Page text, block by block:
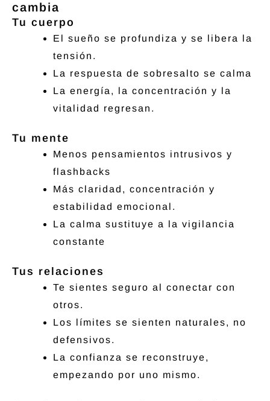
cambia
Tu cuerpo
El sueño se profundiza y se libera la
tensión.
La respuesta de sobresalto se calma
La energía, la concentración y la
vitalidad regresan.
Tu mente
Menos pensamientos intrusivos y
flashbacks
Más claridad, concentración y
estabilidad emocional.
La calma sustituye a la vigilancia
constante
Tus relaciones
Te sientes seguro al conectar con
otros.
Los límites se sienten naturales, no
defensivos.
La confianza se reconstruye,
empezando por uno mismo.